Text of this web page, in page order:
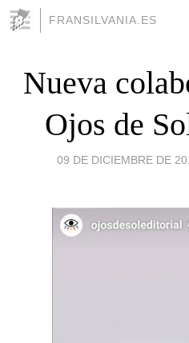
FRANSILVANIA.ES
Nueva
Ojos de
09 DE DICIEMBRE DE